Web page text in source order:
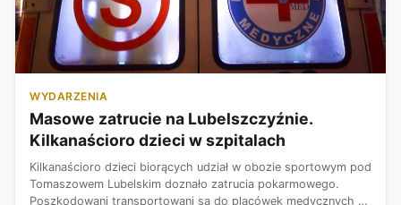
WYDARZENIA
Masowe zatrucie na Lubelszczyźnie.
Kilkanaścioro dzieci w szpitalach
Kilkanaścioro dzieci biorących udział w obozie sportowym pod
Tomaszowem Lubelskim doznało zatrucia pokarmowego.
Poszkodowani transportowani są do placówek medycznych w